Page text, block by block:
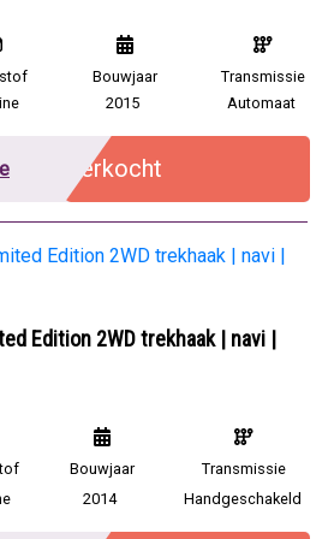
Bouwjaar
2015
Transmissie
Automaat
Verkocht
Edition 2WD trekhaak | navi |
Bouwjaar
2014
Transmissie
Handgeschakeld